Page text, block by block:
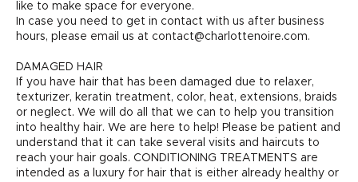
like to make space for everyone.
In case you need to get in contact with us after business
hours, please email us at contact@charlottenoire.com.
DAMAGED HAIR
If you have hair that has been damaged due to relaxer,
texturizer, keratin treatment, color, heat, extensions, braids
or neglect. We will do all that we can to help you transition
into healthy hair. We are here to help! Please be patient and
understand that it can take several visits and haircuts to
reach your hair goals. CONDITIONING TREATMENTS are
intended as a luxury for hair that is either already healthy or